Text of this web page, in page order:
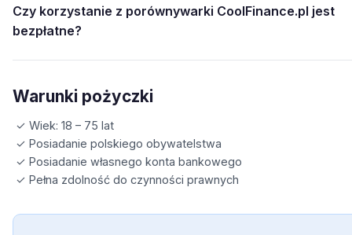
Czy korzystanie z porównywarki CoolFinance.pl jest
bezpłatne?
Warunki pożyczki
✓ Wiek: 18 – 75 lat
✓ Posiadanie polskiego obywatelstwa
✓ Posiadanie własnego konta bankowego
✓ Pełna zdolność do czynności prawnych